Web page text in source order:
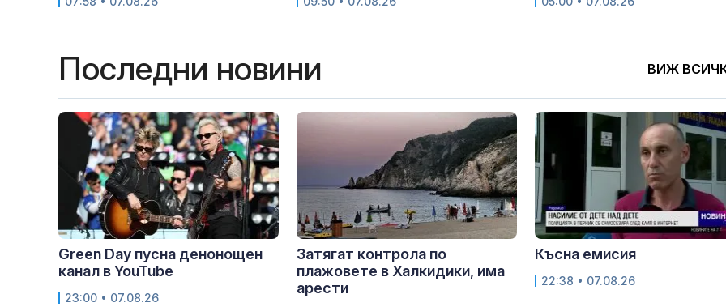
Последни новини ВИЖ
Green Day пусна денонощен
канал в YouTube
23:00 • 07.08.26
Затягат контрола по
плажовете в Халкидики, има
арести
Късна емисия
22:38 • 07.08.26